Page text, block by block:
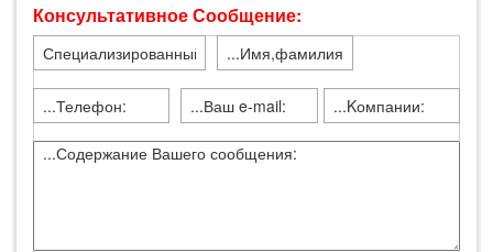
Консультативное Сообщение: